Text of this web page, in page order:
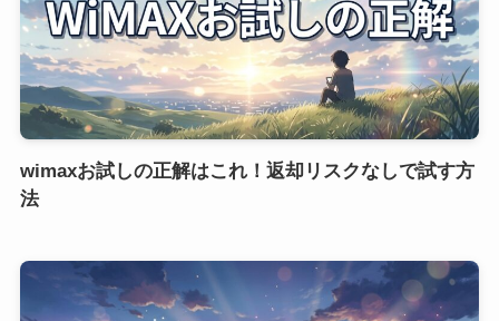
wimaxお試しの正解はこれ！返却リスクなしで試す方
法